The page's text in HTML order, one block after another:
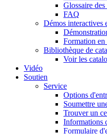
Glossaire des
FAQ
Démos interactives
Formation
Bibliothèque de
Voir les
Vidéo
Soutien
Service
Options
Soumettre
Trouver un
Informations
Formulaire